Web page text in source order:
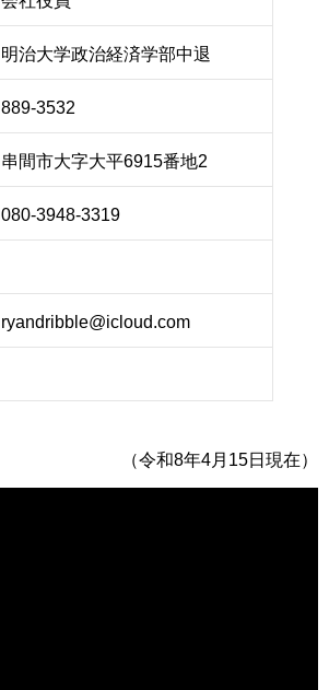
明治大学政治経済学部中退
889-3532
串間市大字大平6915番地2
080-3948-3319
ryandribble@icloud.com
（令和8年4月15日現在）